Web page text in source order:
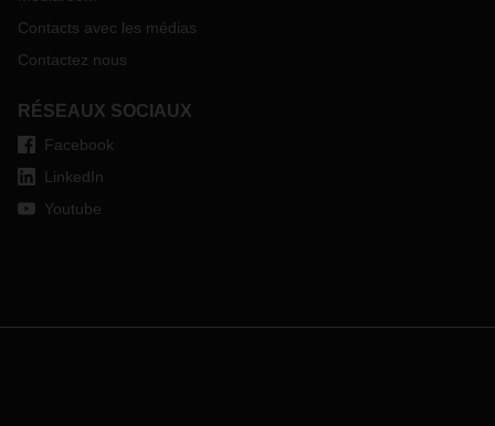
Contacts avec les médias
Contactez nous
RÉSEAUX SOCIAUX
Facebook
LinkedIn
Youtube